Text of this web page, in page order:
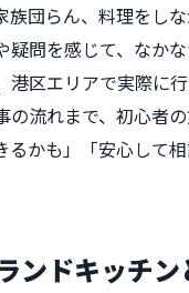
族団らん、料理をし
疑問を感じて、なか
港区エリアで実際に
の流れまで、初心者
るかも」「安心して
ンドキッチ